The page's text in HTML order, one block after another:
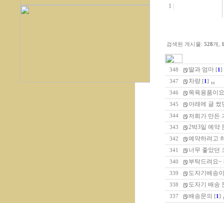
1
검색된 게시물: 528개,
348 딸과 엄마 [1 ]
347 차량 [1 ]
346 목욕용품이
345 아래에 글 썼
344 저희가 만든
343 2박3일 예약
342 예약하려고
341 너무 좋았던
340 부탁드려요~
339 도자기배송
338 도자기 배송
337 배송문의 [1 ]